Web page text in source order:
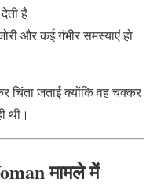
है
और कई गंभीर समस्याएं हो
चिंता जताई क्योंकि वह चक्कर
थी।
मामले में